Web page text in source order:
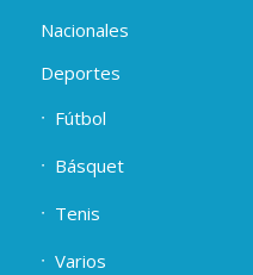
Nacionales
Deportes
Fútbol
Básquet
Tenis
Varios